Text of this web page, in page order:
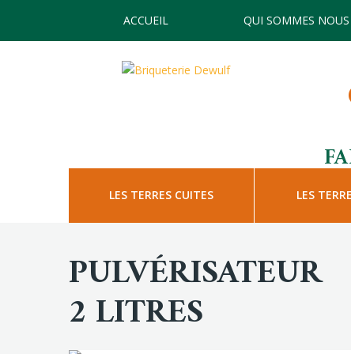
ACCUEIL QUI SOMMES NOUS
LES TERRES CUITES LES
PULVÉRISATEUR
2 LITRES